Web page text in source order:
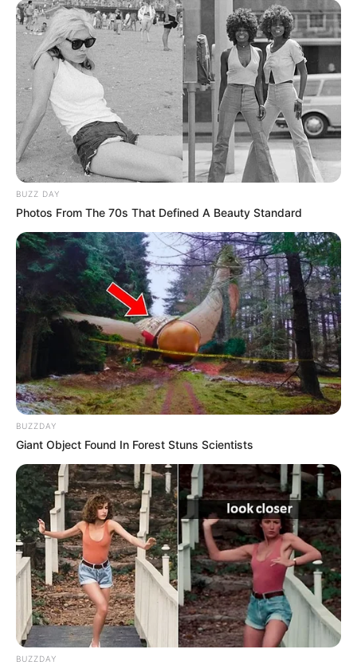
BUZZ DAY
Photos From The 70s That Defined A Beauty Standard
BUZZDAY
Giant Object Found In Forest Stuns Scientists
BUZZDAY